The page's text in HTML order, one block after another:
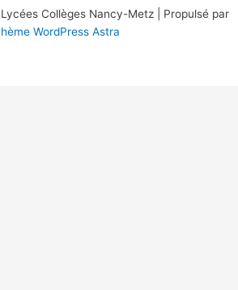
Collèges Nancy-Metz | Propulsé par
WordPress Astra